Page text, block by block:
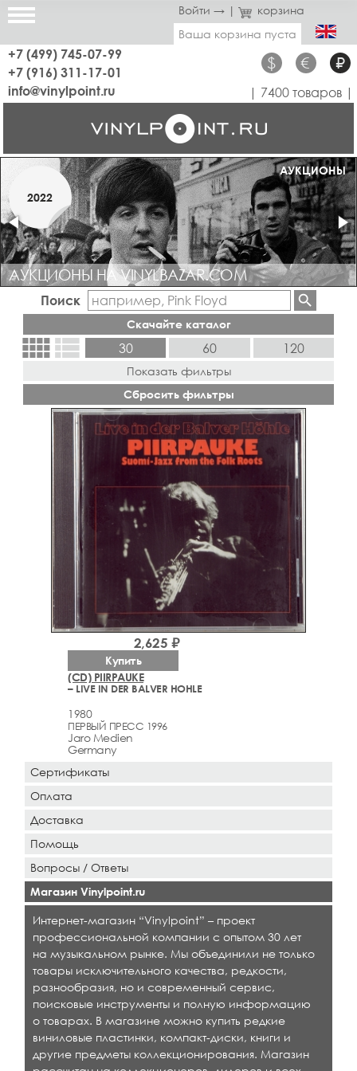
Войти → |
корзина
Ваша корзина пуста
+7 (499) 745-07-99
+7 (916) 311-17-01
$ € ₽
info@vinylpoint.ru | 7400 товаров |
МАГАЗИН ОТКРЫТ
МАРТ
2019
АУКЦИОНЫ
2022
АУКЦИОНЫ НА VINYLBAZAR.COM
Поиск
Скачайте каталог
view_comfyview_list 30 60 120
Показать фильтры
Сбросить фильтры
(CD) PIIRPAUKE
– LIVE IN DER BALVER HOHLE
1980
ПЕРВЫЙ ПРЕСС 1996
Jaro Medien
Germany
2,625 ₽
Купить
Сертификаты
Оплата
Доставка
Помощь
Вопросы / Ответы
Магазин Vinylpoint.ru
Интернет-магазин “Vinylpoint” – проект
профессиональной компании с опытом 30 лет
на музыкальном рынке. Мы объединили не только
товары исключительного качества, редкости,
разнообразия, но и современный сервис,
поисковые инструменты и полную информацию
о товарах. В магазине можно купить редкие
виниловые пластинки, компакт-диски, книги и
другие предметы коллекционирования. Магазин